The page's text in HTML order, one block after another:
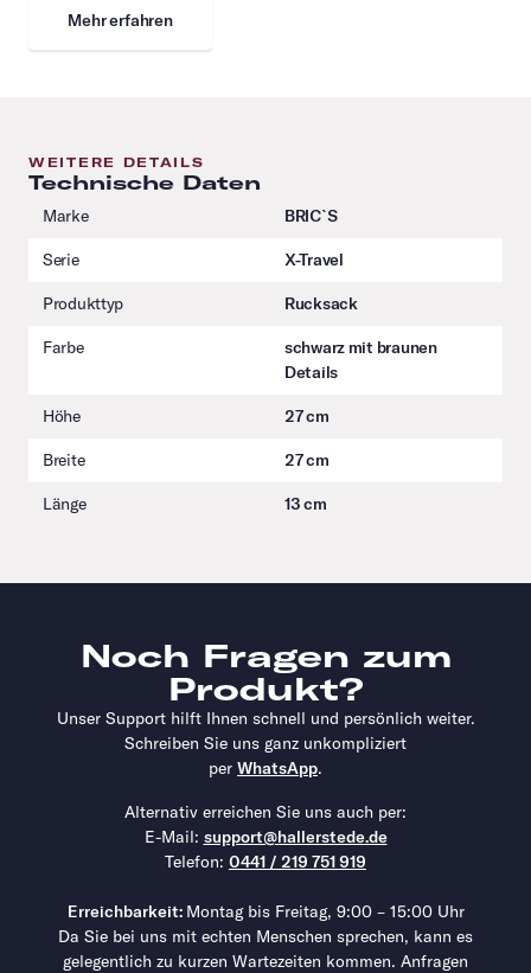
Mehr erfahren
WEITERE DETAILS
Technische Daten
Marke BRIC`S
Serie X-Travel
Produkttyp Rucksack
Farbe
schwarz mit braunen
Details
Höhe 27 cm
Breite 27 cm
Länge 13 cm
Noch Fragen zum
Produkt?
Unser Support hilft Ihnen schnell und persönlich weiter.
Schreiben Sie uns ganz unkompliziert
per WhatsApp.
Alternativ erreichen Sie uns auch per:
E-Mail: support@hallerstede.de
Telefon: 0441 / 219 751 919
Erreichbarkeit: Montag bis Freitag, 9:00 – 15:00 Uhr
Da Sie bei uns mit echten Menschen sprechen, kann es
gelegentlich zu kurzen Wartezeiten kommen. Anfragen